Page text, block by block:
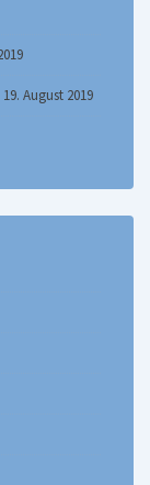
19. August 2019